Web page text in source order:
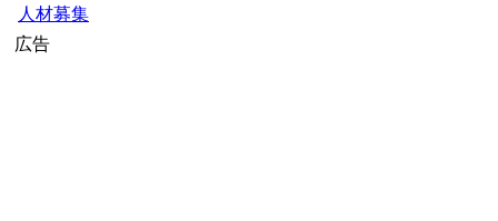
人材募集
広告